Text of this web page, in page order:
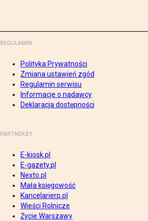
REGULAMIN
Polityka Prywatności
Zmiana ustawień zgód
Regulamin serwisu
Informacje o nadawcy
Deklaracja dostępności
PARTNERZY
E-kiosk.pl
E-gazety.pl
Nexto.pl
Mała księgowość
Kancelarierp.pl
Wieści Rolnicze
Życie Warszawy